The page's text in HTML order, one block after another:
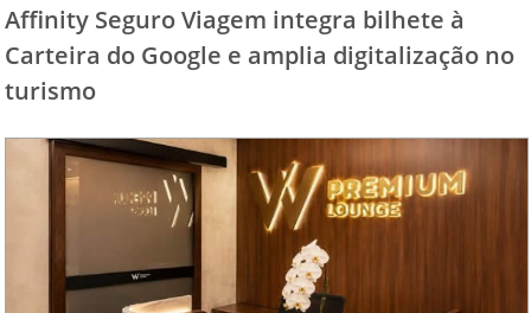
Affinity Seguro Viagem integra bilhete à
Carteira do Google e amplia digitalização no
turismo